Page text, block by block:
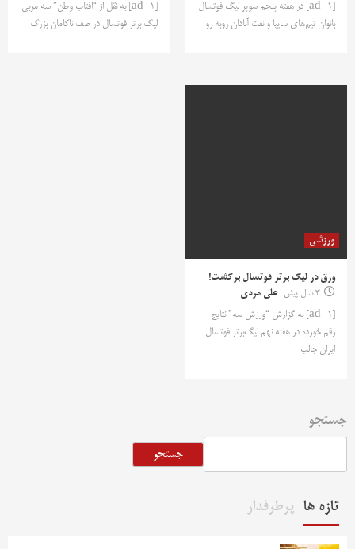
[ad_1] در هفته پنجم سوپر لیگ فوتسال
بانوان تیم‌های سایپا و نفت آبادان روبه رو
[ad_1] به نقل از “افتاب وطن” سه مربی
لیگ برتر فوتسال در صف ناکامان بزرگ
ورزشی
ورق در لیگ برتر فوتسال برگشت!
3 سال پیش
علی مردی
[ad_1] به گزارش “ورزش سه” نتایج
رقم خورده در هفته نهم لیگ‌برتر فوتسال
ایران جالب
جستجو
جستجو
تازه ها پرطرفدار